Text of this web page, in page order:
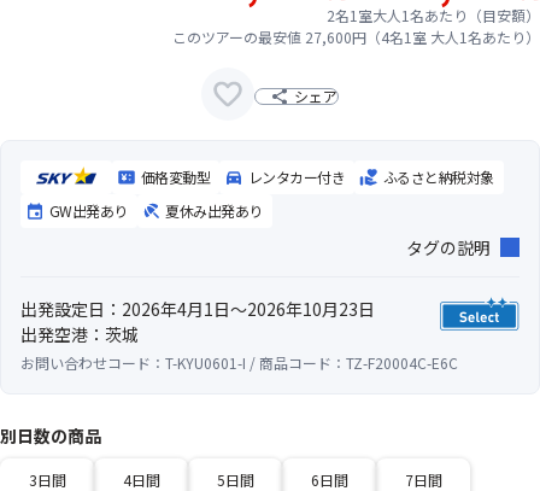
2名1室大人1名あたり（目安額）
このツアーの最安値 27,600円（4名1室 大人1名あたり）
シェア
価格変動型 レンタカー付き
ふるさと納税対象
GW出発あり
夏休み出発あり
タグの説明
出発設定日：2026年4月1日～2026年10月23日
出発空港：茨城
お問い合わせコード：T-KYU0601-I / 商品コード：TZ-F20004C-E6C
別日数の商品
3日間 4日間 5日間 6日間 7日間